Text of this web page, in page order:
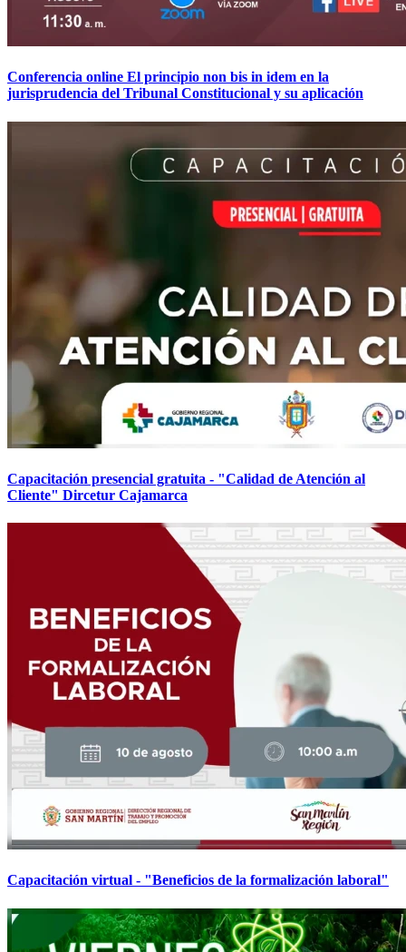
Conferencia online El principio non bis in idem en la
jurisprudencia del Tribunal Constitucional y su aplicación
Capacitación presencial gratuita - "Calidad de Atención al
Cliente" Dircetur Cajamarca
Capacitación virtual - "Beneficios de la formalización laboral"